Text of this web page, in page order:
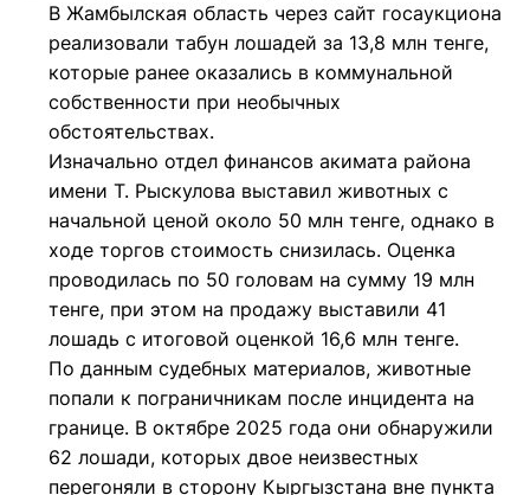
В Жамбылская область через сайт госаукциона
реализовали табун лошадей за 13,8 млн тенге,
которые ранее оказались в коммунальной
собственности при необычных
обстоятельствах.
Изначально отдел финансов акимата района
имени Т. Рыскулова выставил животных с
начальной ценой около 50 млн тенге, однако в
ходе торгов стоимость снизилась. Оценка
проводилась по 50 головам на сумму 19 млн
тенге, при этом на продажу выставили 41
лошадь с итоговой оценкой 16,6 млн тенге.
По данным судебных материалов, животные
попали к пограничникам после инцидента на
границе. В октябре 2025 года они обнаружили
62 лошади, которых двое неизвестных
перегоняли в сторону Кыргызстана вне пункта